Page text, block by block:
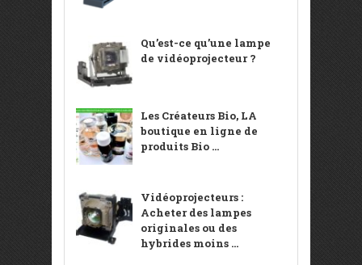
Qu’est-ce qu’une lampe
de vidéoprojecteur ?
Les Créateurs Bio, LA
boutique en ligne de
produits Bio ...
Vidéoprojecteurs :
Acheter des lampes
originales ou des
hybrides moins ...